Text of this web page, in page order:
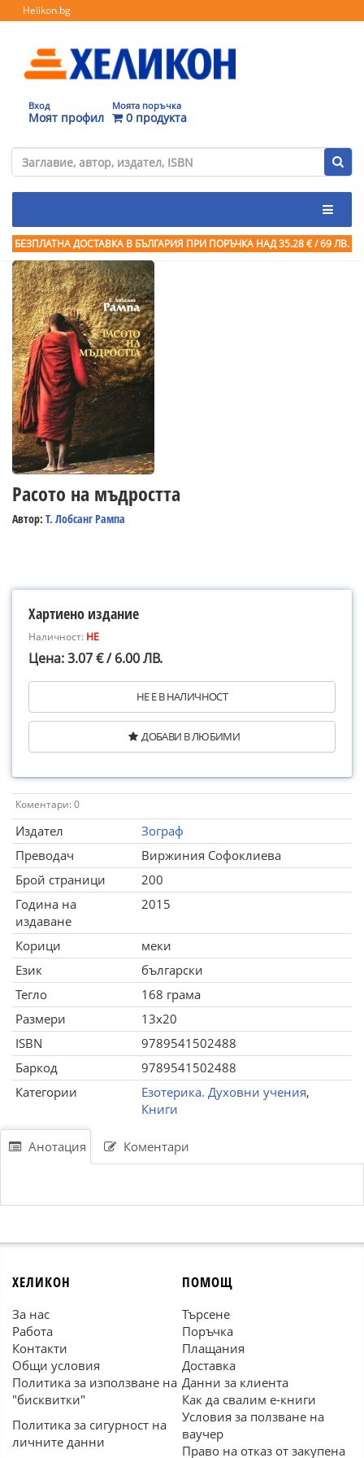
Helikon.bg
Вход
Моят профил
Моята поръчка
0 продукта
БЕЗПЛАТНА ДОСТАВКА В БЪЛГАРИЯ ПРИ ПОРЪЧКА НАД 35.28 € / 69 ЛВ.
Расото на мъдростта
Автор: Т. Лобсанг Рампа
Хартиено издание
Наличност: НЕ
Цена: 3.07 € / 6.00 ЛВ.
НЕ Е В НАЛИЧНОСТ
ДОБАВИ В ЛЮБИМИ
Коментари: 0
Издател
Зограф
Преводач
Виржиния Софоклиева
Брой страници
200
Година на
издаване
2015
Корици
меки
Език
български
Тегло
168 грама
Размери
13x20
ISBN
9789541502488
Баркод
9789541502488
Категории
Езотерика. Духовни учения,
Книги
Анотация Коментари
ХЕЛИКОН
За нас
Работа
Контакти
Общи условия
Политика за използване на
"бисквитки"
Политика за сигурност на
личните данни
ПОМОЩ
Търсене
Поръчка
Плащания
Доставка
Данни за клиента
Как да свалим е-книги
Условия за ползване на
ваучер
Право на отказ от закупена